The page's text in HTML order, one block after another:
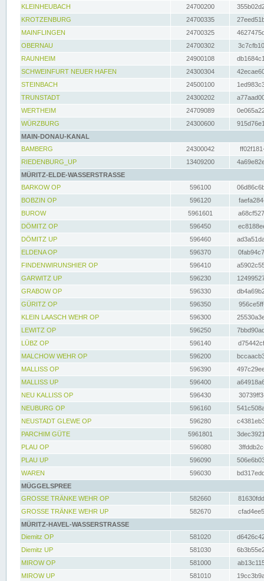
KLEINHEUBACH 24700200
KROTZENBURG
24700335
MAINFLINGEN
24700325
OBERNAU
24700302
RAUNHEIM
24900108
SCHWEINFURT NEUER HAFEN
24300304
STEINBACH
24500100
TRUNSTADT
24300202
WERTHEIM
24709089
WÜRZBURG
24300600
MAIN-DONAU-KANAL
BAMBERG
24300042
RIEDENBURG_UP
13409200
MÜRITZ-ELDE-WASSERSTRASSE
BARKOW OP
596100
BOBZIN OP
596120
BUROW
5961601
DÖMITZ OP
596450
DÖMITZ UP
596460
ELDENA OP
596370
FINDENWIRUNSHIER OP
596410
GARWITZ UP
596230
GRABOW OP
596330
GÜRITZ OP
596350
KLEIN LAASCH WEHR OP
596300
LEWITZ OP
596250
LÜBZ OP
596140
MALCHOW WEHR OP
596200
MALLISS OP
596390
MALLISS UP
596400
NEU KALLISS OP
596430
NEUBURG OP
596160
NEUSTADT GLEWE OP
596280
PARCHIM GÜTE
5961801
PLAU OP
596080
PLAU UP
596090
WAREN
596030
MÜGGELSPREE
GROSSE TRÄNKE WEHR OP
582660
GROSSE TRÄNKE WEHR UP
582670
MÜRITZ-HAVEL-WASSERSTRASSE
Diemitz OP
581020
Diemitz UP
581030
MIROW OP
581000
MIROW UP
581010